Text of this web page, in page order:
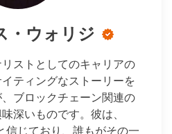
・ウォリジ
ストとしてのキャリアの
ティングなストーリーを
ブロックチェーン関連の
深いものです。彼は、
信じており、誰もがその一